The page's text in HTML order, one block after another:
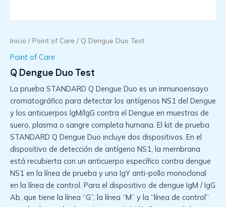
Inicio / Point of Care / Q Dengue Duo Test
Point of Care
Q Dengue Duo Test
La prueba STANDARD Q Dengue Duo es un inmunoensayo
cromatográfico para detectar los antígenos NS1 del Dengue
y los anticuerpos IgM/IgG contra el Dengue en muestras de
suero, plasma o sangre completa humana. El kit de prueba
STANDARD Q Dengue Duo incluye dos dispositivos. En el
dispositivo de detección de antígeno NS1, la membrana
está recubierta con un anticuerpo específico contra dengue
NS1 en la línea de prueba y una IgY anti-pollo monoclonal
en la línea de control. Para el dispositivo de dengue IgM / IgG
Ab, que tiene la línea “G”, la línea “M” y la “línea de control”